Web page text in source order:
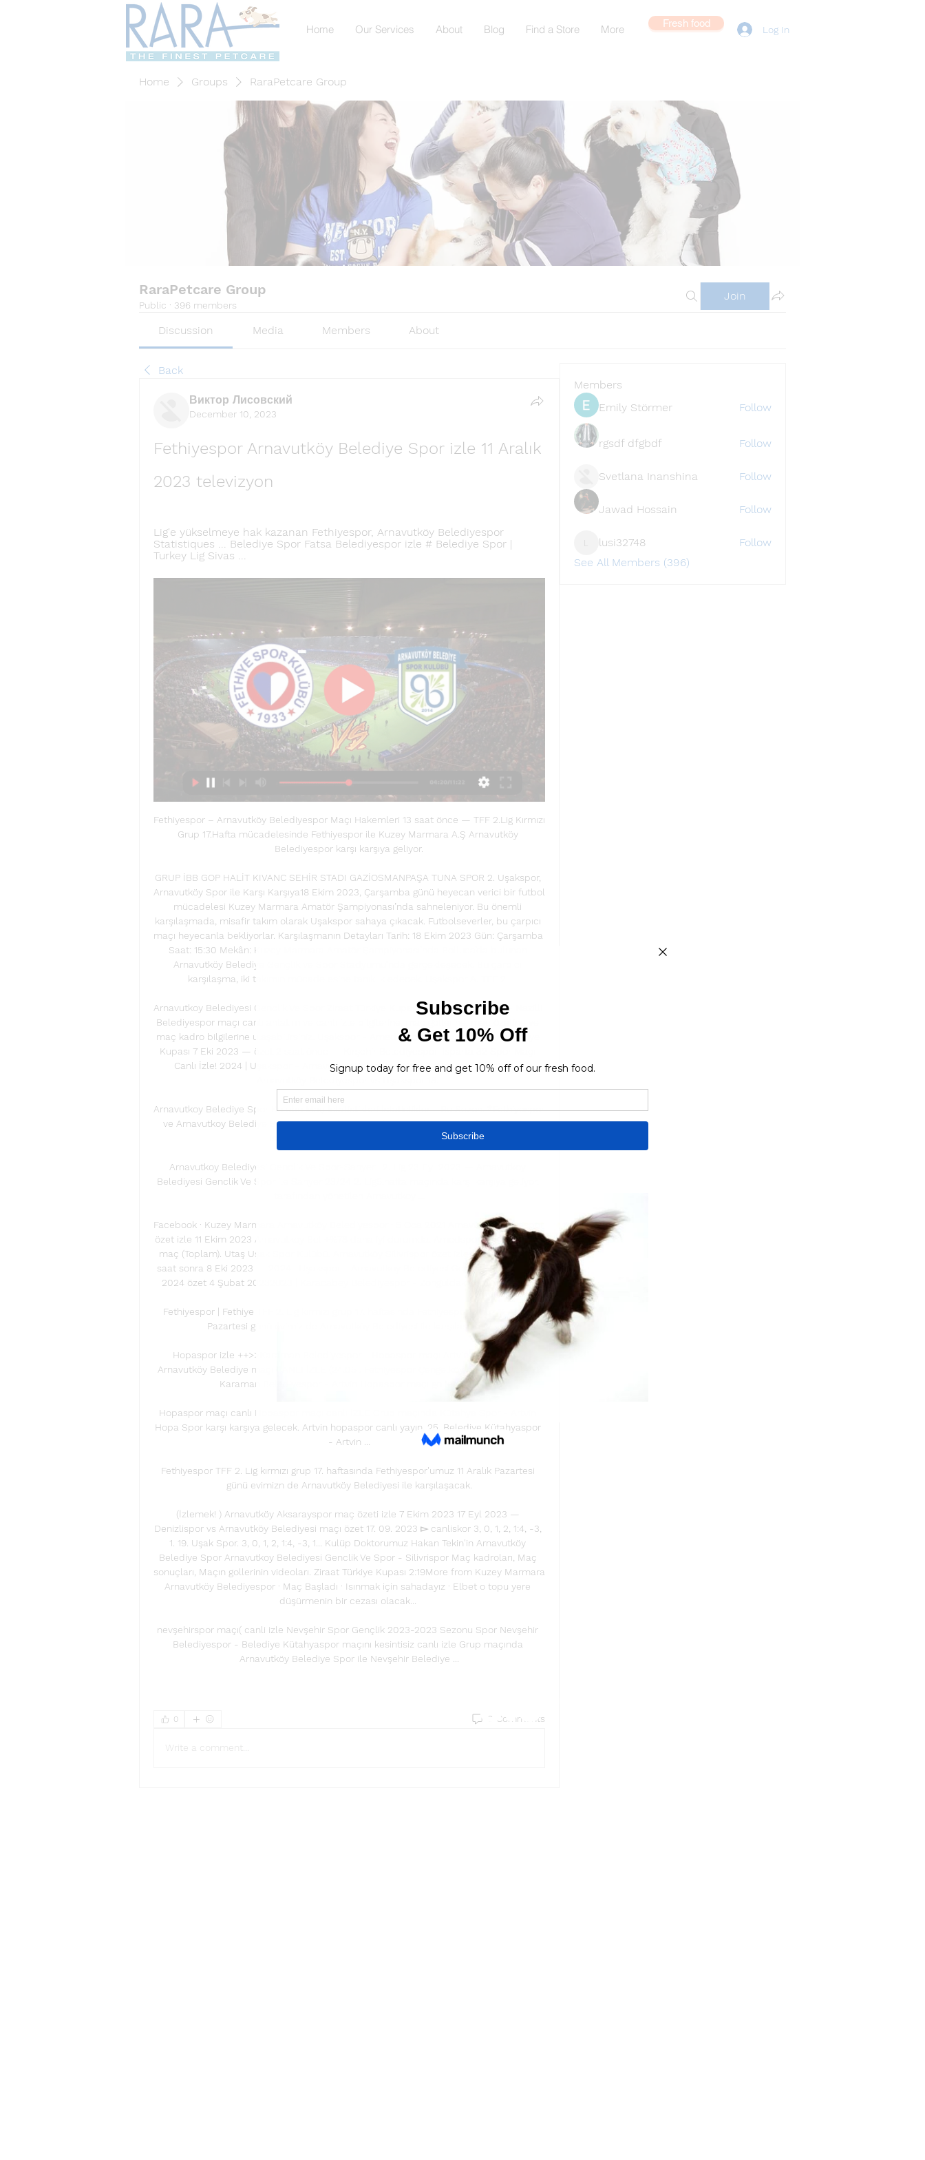
Home Our Services About Blog Find a Store More Log In
Fresh food
Home Groups RaraPetcare Group
RaraPetcare Group
Public · 396 members
Join
Discussion Media Members About
Back
Виктор Лисовский
December 10, 2023
Fethiyespor Arnavutköy Belediye Spor izle 11 Aralık
2023 televizyon
Lig'e yükselmeye hak kazanan Fethiyespor, Arnavutköy Belediyespor
Statistiques ... Belediye Spor Fatsa Belediyespor izle # Belediye Spor |
Turkey Lig Sivas ...
Fethiyespor – Arnavutköy Belediyespor Maçı Hakemleri 13 saat önce — TFF 2.Lig Kırmızı
Grup 17.Hafta mücadelesinde Fethiyespor ile Kuzey Marmara A.Ş Arnavutköy
Belediyespor karşı karşıya geliyor.
GRUP İBB GOP HALİT KIVANC SEHİR STADI GAZİOSMANPAŞA TUNA SPOR 2. Uşakspor,
Arnavutköy Spor ile Karşı Karşıya18 Ekim 2023, Çarşamba günü heyecan verici bir futbol
mücadelesi Kuzey Marmara Amatör Şampiyonası’nda sahneleniyor. Bu önemli
karşılaşmada, misafir takım olarak Uşakspor sahaya çıkacak. Futbolseverler, bu çarpıcı
maçı heyecanla bekliyorlar. Karşılaşmanın Detayları Tarih: 18 Ekim 2023 Gün: Çarşamba
Saat: 15:30 Mekân: Kuzey Marmara Amatör Şampiyonası’nda Bolluca’da bulunan
Arnavutköy Belediye Gençlik ve Spor Stadyumu’nda gerçekleşecek. Bu çarpıcı
karşılaşma, iki takımın mücadelesine tanıklık edecek. Uşakspor A. TFF 2.
Arnavutkoy Belediyesi Genclik Ve Spor Ziraat Türkiye Kupası Serik Belediyespor - Nazilli
Belediyespor maçı canlı anlatım ve canlı izle bilgilerine, maç gollerine, maç özetine ve
maç kadro bilgilerine ulaşabilirsiniz. Uşakspor - Amed Sportif Faaliyetler Ziraat Türkiye
Kupası 7 Eki 2023 — özet 2 saat önce — Kırşehir Belediyespor-Isparta 32 Spor Maçı
Canlı İzle! 2024 | Uşakspor - Arnavutkoy Belediyesi Genclik Ve Spor 02. 2024...
Arnavutkoy Belediye Spor Kulubu Maç İstatistikleri İstatistikler - Bu Sezon. *Fethiyespor
ve Arnavutkoy Belediye Spor Kulubu takımlarının bu sezonki maçlarından ortalama
Arnavutkoy Belediyesi Genclik Ve Spor-Sarıyer | 2. Lig 23 Eyl 2023 — Arnavutkoy
Belediyesi Genclik Ve Spor ile Sarıyer 23/24 2. Lig5.hafta maçında karşı karşıya geliyor.
Facebook · Kuzey Marmara Arnavutköy Belediyespor · 5 Oca 2021 Arnavutköy Silivrispor
özet izle 11 Ekim 2023 Arnavutkoy Bel +%78 daha iyi durumda. Amedspor Logo. 0. 33. /
maç (Toplam). Utaş Uşak Spor Kulübü. Arnavutköy Silivrispor özet izle 11 Ekim 2023 8
saat sonra 8 Eki 2023 — 2024 | Uşakspor - Arnavutkoy Belediyesi Genclik Ve Spor 02.
2024 özet 4 Şubat 20232023 | Karacabey Belediyespor - Zonguldak Kömürspor 26.
Fethiyespor | Fethiye TFF 2. Lig kırmızı grup 17. haftasında Fethiyespor'umuz 11 Aralık
Pazartesi günü evimiz de Arnavutköy Belediyesi ile karşılaşacak.
Hopaspor izle ++>>Karaman Belediyespor - Hopaspor maçı Artvin Hopaspor -
Arnavutköy Belediye maçı CANLI İZLE (24.05 . Fethiyespor Çengelköy canlı maç izle ??
Karaman Belediyespor - Artvin Hopaspor maçı goller ve ...
Hopaspor maçı canlı Hopaspor maçı canlı İZLE Grup maçında Kütahya Spor - Artvin
Hopa Spor karşı karşıya gelecek. Artvin hopaspor canlı yayın. 25. Belediye Kütahyaspor
- Artvin ...
Fethiyespor TFF 2. Lig kırmızı grup 17. haftasında Fethiyespor'umuz 11 Aralık Pazartesi
günü evimizn de Arnavutköy Belediyesi ile karşılaşacak.
(İzlemek! ) Arnavutköy Aksarayspor maç özeti izle 7 Ekim 2023 17 Eyl 2023 —
Denizlispor vs Arnavutköy Belediyesi maçı özet 17. 09. 2023 ▻ canliskor 3, 0, 1, 2, 1:4, -3,
1. 19. Uşak Spor. 3, 0, 1, 2, 1:4, -3, 1... Kulüp Doktorumuz Hakan Tekin'in Arnavutköy
Belediye Spor Arnavutkoy Belediyesi Genclik Ve Spor - Silivrispor Maç kadroları, Maç
sonuçları, Maçın gollerinin videoları. Ziraat Türkiye Kupası 2:19More from Kuzey Marmara
Arnavutköy Belediyespor · Maç Başladı · Isınmak için sahadayız · Elbet o topu yere
düşürmenin bir cezası olacak...
nevşehirspor maçı( canli izle Nevşehir Spor Gençlik 2023-2023 Sezonu Spor Nevşehir
Belediyespor - Belediye Kütahyaspor maçını kesintisiz canlı izle Grup maçında
Arnavutköy Belediye Spor ile Nevşehir Belediye ...
0 0 Comments
Write a comment...
Members
Emily Störmer
Follow
rgsdf dfgbdf Follow
Svetlana Inanshina Follow
Jawad Hossain Follow
lusi32748
Follow
See All Members (396)
Find a store